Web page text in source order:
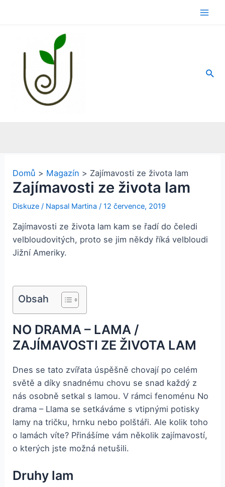
Domů Magazín Zajímavosti ze života lam
Zajímavosti ze života lam
Diskuze / Napsal Martina/12 července, 2019
Zajímavosti ze života lam kam se řadí do čeledi
velbloudovitých, proto se jim někdy říká velbloudi
Jižní Ameriky.
Obsah
NO DRAMA – LAMA /
ZAJÍMAVOSTI ZE ŽIVOTA LAM
Dnes se tato zvířata úspěšně chovají po celém
světě a díky snadnému chovu se snad každý z
nás osobně setkal s lamou. V rámci fenoménu No
drama – Llama se setkáváme s vtipnými potisky
lamy na tričku, hrnku nebo polštáři. Ale kolik toho
o lamách víte? Přinášíme vám několik zajímavostí,
o kterých jste možná netušili.
Druhy lam